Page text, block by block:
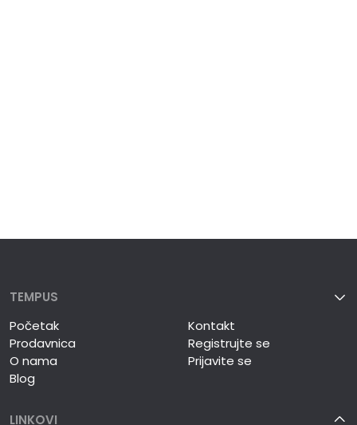
TEMPUS
Početak
Prodavnica
O nama
Blog
Kontakt
Registrujte se
Prijavite se
LINKOVI